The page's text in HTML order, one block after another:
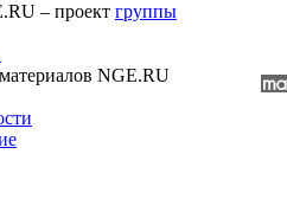
– проект группы
NGE.RU